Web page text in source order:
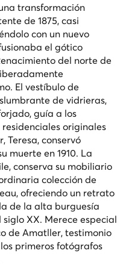
transformación
de 1875, casi
con un nuevo
el gótico
del norte de
El vestíbulo de
de vidrieras,
guía a los
originales
Teresa, conservó
muerte en 1910. La
, conserva su mobiliario
colección de
ofreciendo un retrato
de la alta burguesía
XX. Merece especial
de Amatller, testimonio
primeros fotógrafos